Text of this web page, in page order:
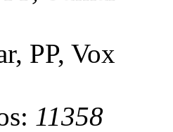
PP, Vox
11358